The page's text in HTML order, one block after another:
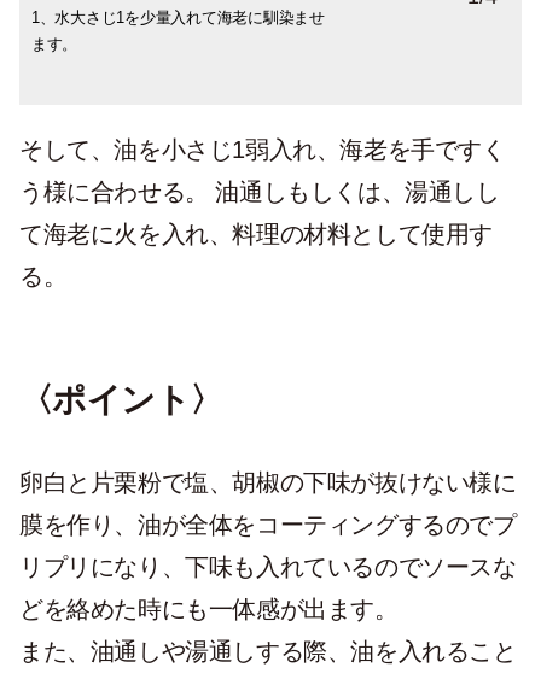
1、水大さじ1を少量入れて海老に馴染ませ
ます。
水作用によって海老の汚れと臭みが取れ、
片栗粉は海老から出た汚れ等を吸着しま
1/2、胡椒ひとふり入れて軽く混ぜる。その
後、海老に卵白大さじ1と片栗粉大さじ1を
そして、油を小さじ1弱入れ、海老を手ですく
う様に合わせる。 油通しもしくは、湯通しし
て海老に火を入れ、料理の材料として使用す
る。
〈ポイント〉
卵白と片栗粉で塩、胡椒の下味が抜けない様に
膜を作り、油が全体をコーティングするのでプ
リプリになり、下味も入れているのでソースな
どを絡めた時にも一体感が出ます。
また、油通しや湯通しする際、油を入れること